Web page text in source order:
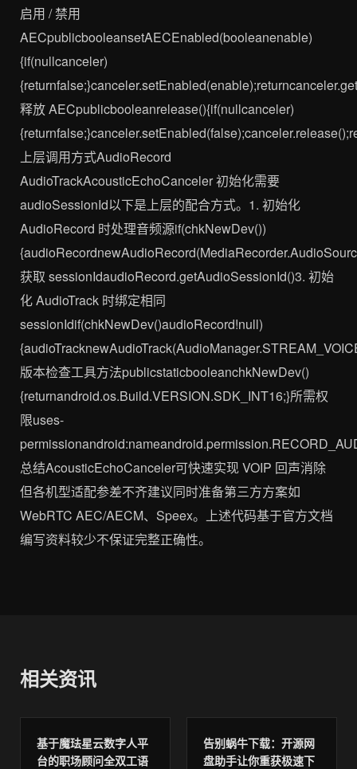
启用 / 禁用
AECpublicbooleansetAECEnabled(booleanenable)
{if(nullcanceler)
释放 AECpublicbooleanrelease(){if(nullcanceler)
上层调用方式AudioRecord
AudioTrackAcousticEchoCanceler 初始化需要
audioSessionId以下是上层的配合方式。1. 初始化
AudioRecord 时处理音频源if(chkNewDev())
获取 sessionIdaudioRecord.getAudioSessionId()3. 初始
化 AudioTrack 时绑定相同
sessionIdif(chkNewDev()audioRecord!null)
版本检查工具方法publicstaticbooleanchkNewDev()
{returnandroid.os.Build.VERSION.SDK_INT16;}所需权
限uses-
总结AcousticEchoCanceler可快速实现 VOIP 回声消除
但各机型适配参差不齐建议同时准备第三方方案如
WebRTC AEC/AECM、Speex。上述代码基于官方文档
编写资料较少不保证完整正确性。
相关资讯
基于魔珐星云数字人平
台的职场顾问全双工语
告别蜗牛下载：开源网
盘助手让你重获极速下